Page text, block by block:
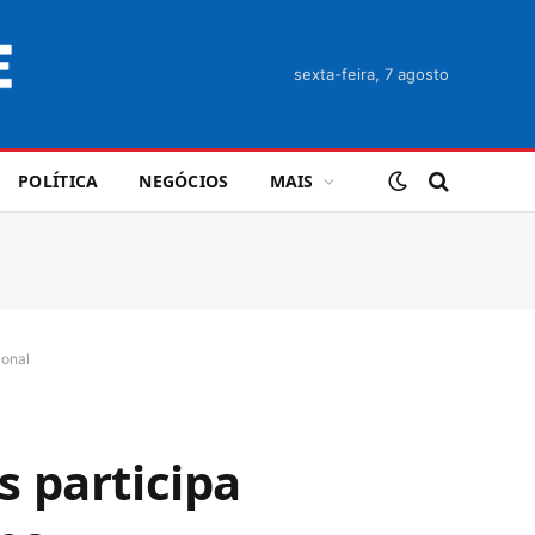
sexta-feira, 7 agosto
POLÍTICA NEGÓCIOS MAIS
participa